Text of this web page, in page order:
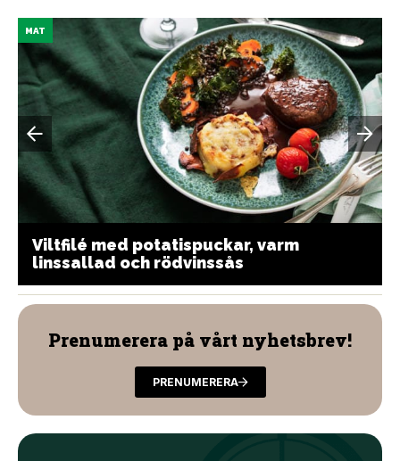
MAT
Viltfilé med potatispuckar, varm
linssallad och rödvinssås
Prenumerera på vårt nyhetsbrev!
PRENUMERERA